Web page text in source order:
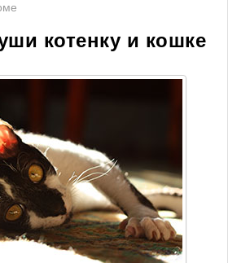
котенку и кошке